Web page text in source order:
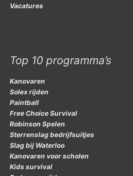
Vacatures
Top 10 programma’s
Kanovaren
Solex rijden
Paintball
Free Choice Survival
Robinson Spelen
Sterrenslag bedrijfsuitjes
Slag bij Waterloo
Kanovaren voor scholen
Kids survival